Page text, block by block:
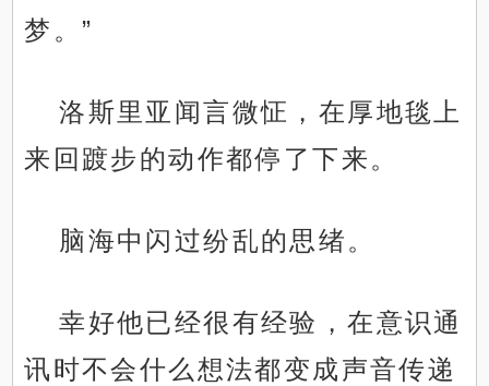
梦。”
洛斯里亚闻言微怔，在厚地毯上
来回踱步的动作都停了下来。
脑海中闪过纷乱的思绪。
幸好他已经很有经验，在意识通
讯时不会什么想法都变成声音传递